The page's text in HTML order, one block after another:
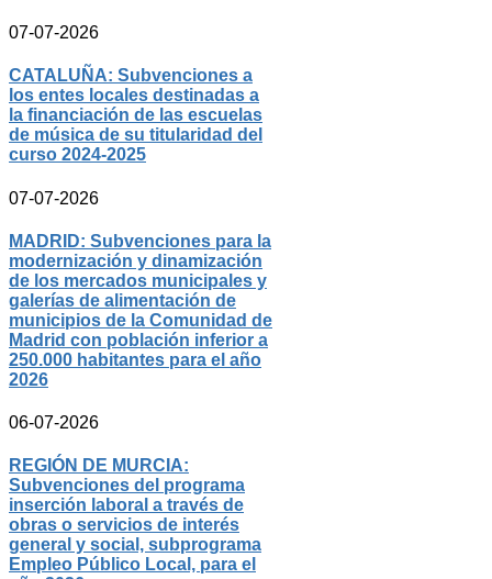
07-07-2026
CATALUÑA: Subvenciones a
los entes locales destinadas a
la financiación de las escuelas
de música de su titularidad del
curso 2024-2025
07-07-2026
MADRID: Subvenciones para la
modernización y dinamización
de los mercados municipales y
galerías de alimentación de
municipios de la Comunidad de
Madrid con población inferior a
250.000 habitantes para el año
2026
06-07-2026
REGIÓN DE MURCIA:
Subvenciones del programa
inserción laboral a través de
obras o servicios de interés
general y social, subprograma
Empleo Público Local, para el